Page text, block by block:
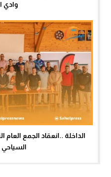
وادي
الداخلة ..انعقاد الجمع العام
السياحي